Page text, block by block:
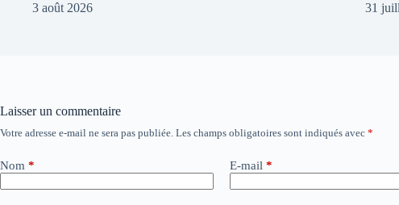
3 août 2026
31
Laisser un commentaire
Votre adresse e-mail ne sera pas publiée. Les champs obligatoires sont indiqués avec *
Nom * E-mail *
A
t
e
r